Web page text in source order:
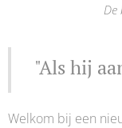
De
"Als hij
Welkom bij een